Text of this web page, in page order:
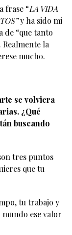
frase “LA VIDA
y ha sido mi
de “que tanto
la
mucho.
se volviera
¿Qué
buscando
tres puntos
que tu
tu trabajo y
ese valor